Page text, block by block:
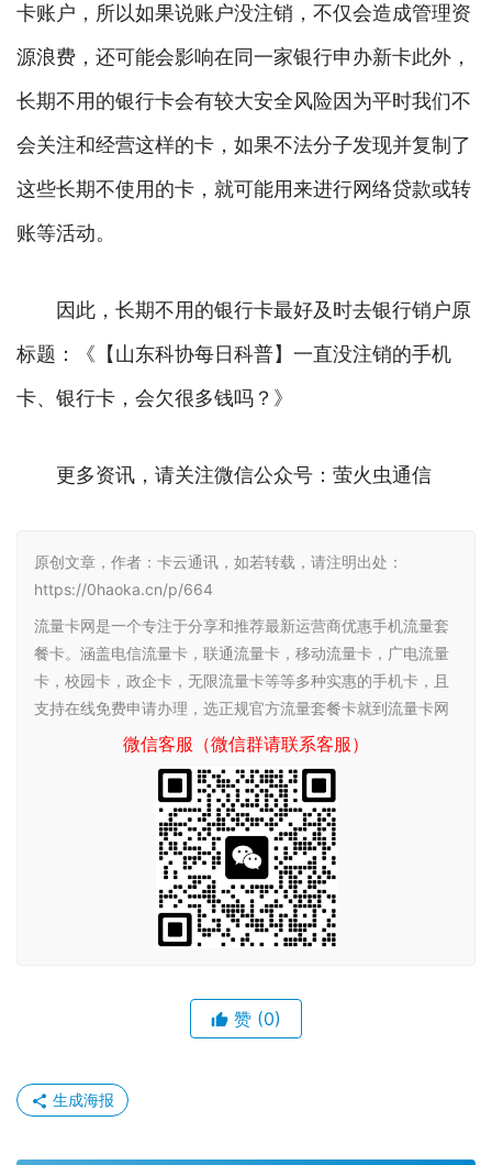
卡账户，所以如果说账户没注销，不仅会造成管理资
源浪费，还可能会影响在同一家银行申办新卡此外，
长期不用的银行卡会有较大安全风险因为平时我们不
会关注和经营这样的卡，如果不法分子发现并复制了
这些长期不使用的卡，就可能用来进行网络贷款或转
账等活动。
因此，长期不用的银行卡最好及时去银行销户原
标题：《【山东科协每日科普】一直没注销的手机
卡、银行卡，会欠很多钱吗？》
更多资讯，请关注微信公众号：萤火虫通信
原创文章，作者：卡云通讯，如若转载，请注明出处：
https://0haoka.cn/p/664
流量卡网是一个专注于分享和推荐最新运营商优惠手机流量套
餐卡。涵盖电信流量卡，联通流量卡，移动流量卡，广电流量
卡，校园卡，政企卡，无限流量卡等等多种实惠的手机卡，且
支持在线免费申请办理，选正规官方流量套餐卡就到流量卡网
微信客服（微信群请联系客服）
赞 (0)
生成海报